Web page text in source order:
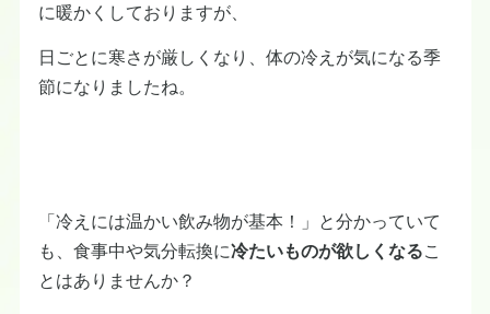
に暖かくしておりますが、
日ごとに寒さが厳しくなり、体の冷えが気になる季
節になりましたね。
「冷えには温かい飲み物が基本！」と分かっていて
も、食事中や気分転換に冷たいものが欲しくなるこ
とはありませんか？